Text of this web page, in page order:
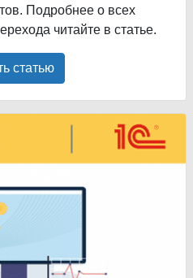
Подробнее о всех
читайте в статье.
статью